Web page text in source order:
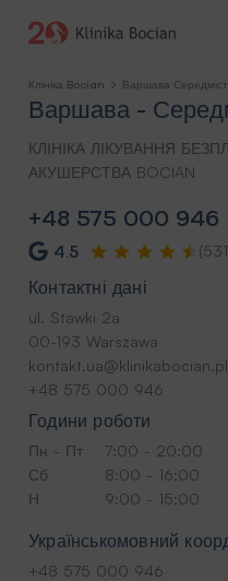
Клініка Bocian Варшава
Варшава -
КЛІНІКА ЛІКУВАННЯ
АКУШЕРСТВА BOCIAN
+48 575 000 946
4.5
Контактні дані
ul. Stawki 2a
00-193 Warszawa
kontakt.ua@klinikabocian.pl
+48 575 000 946
Години роботи
Пн - Пт
Сб
Н
7:00 - 20:00
8:00 - 16:00
9:00 - 15:00
Українськомовний
+48 575 000 946